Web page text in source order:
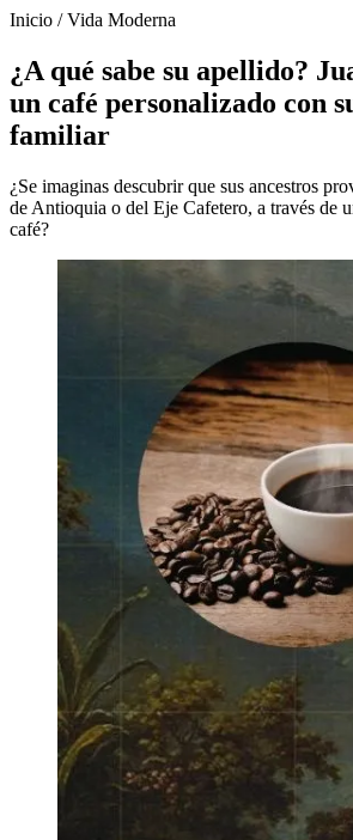
Inicio /Vida Moderna
¿A qué sabe su apellido?
un café personalizado con
familiar
¿Se imaginas descubrir que sus ancestros
de Antioquia o del Eje Cafetero, a través de
café?